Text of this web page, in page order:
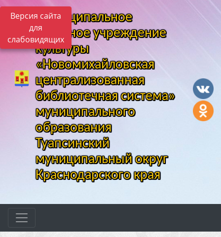
Версия сайта
для
слабовидящих
Муниципальное
казенное учреждение
культуры
«Новомихайловская
централизованная
библиотечная система»
муниципального
образования
Туапсинский
муниципальный округ
Краснодарского края